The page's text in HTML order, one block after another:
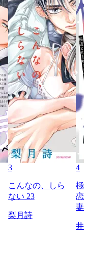
3
こんなの、しら
ない 23
梨月詩
4
極
恋
妻
井